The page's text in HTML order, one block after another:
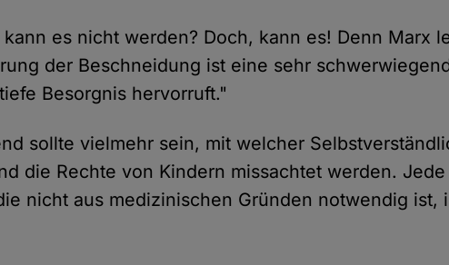
es nicht werden? Doch, kann es! Denn Marx
der Beschneidung ist eine sehr
Besorgnis hervorruft."
sollte vielmehr sein, mit welcher
die Rechte von Kindern missachtet werden. Jede
nicht aus medizinischen Gründen notwendig ist,